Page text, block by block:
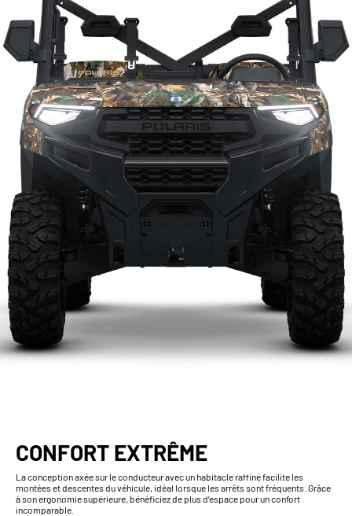
CONFORT EXTRÊME
La conception axée sur le conducteur avec un habitacle raffiné facilite les
montées et descentes du véhicule, idéal lorsque les arrêts sont fréquents. Grâce
à son ergonomie supérieure, bénéficiez de plus d’espace pour un confort
incomparable.